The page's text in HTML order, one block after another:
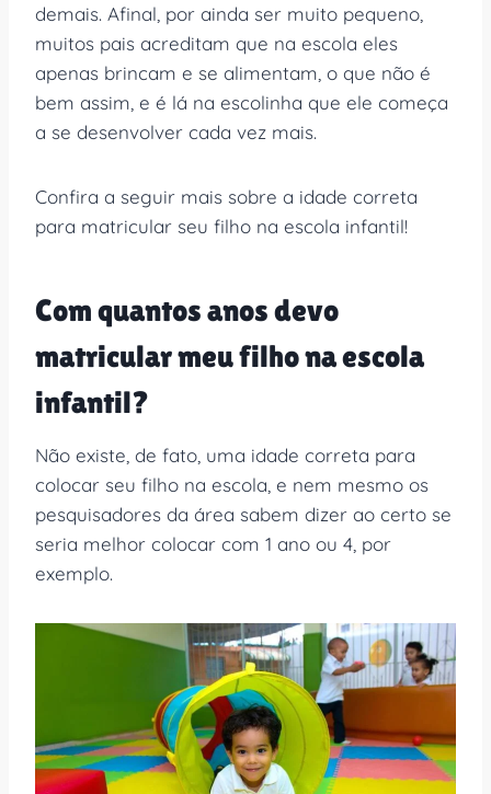
demais. Afinal, por ainda ser muito pequeno,
muitos pais acreditam que na escola eles
apenas brincam e se alimentam, o que não é
bem assim, e é lá na escolinha que ele começa
a se desenvolver cada vez mais.
Confira a seguir mais sobre a idade correta
para matricular seu filho na escola infantil!
Com quantos anos devo
matricular meu filho na escola
infantil?
Não existe, de fato, uma idade correta para
colocar seu filho na escola, e nem mesmo os
pesquisadores da área sabem dizer ao certo se
seria melhor colocar com 1 ano ou 4, por
exemplo.